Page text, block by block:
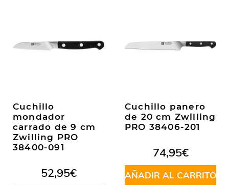
Cuchillo
mondador
carrado de 9 cm
Zwilling PRO
38400-091
52,95€
Cuchillo panero
de 20 cm Zwilling
PRO 38406-201
74,95€
AÑADIR AL CARRITO